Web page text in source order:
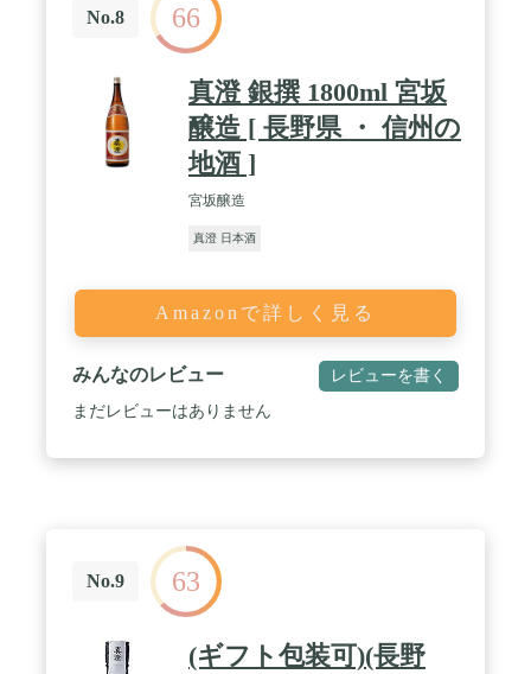
No.8 66
真澄 銀撰 1800ml 宮坂
醸造 [ 長野県 ・ 信州の
地酒 ]
宮坂醸造
真澄 日本酒
Amazonで詳しく見る
みんなのレビュー レビューを書く
まだレビューはありません
No.9 63
(ギフト包装可)(長野